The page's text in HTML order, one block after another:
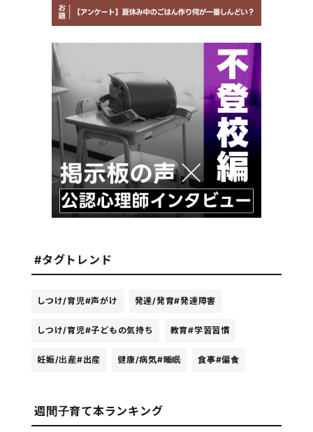
#タグトレンド
しつけ/育児#声がけ 発達/発育#発達障害
しつけ/育児#子どもの気持ち 教育#学習習慣
妊娠/出産#出産 健康/病気#睡眠 食事#偏食
週間子育て本ランキング